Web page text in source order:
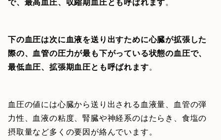
下の血圧は次に血液を送り出すために心臓が拡張した
際の、血管の圧力が最も下がっている状態の血圧で、
最低血圧、拡張期血圧とも呼ばれます。
血圧の値には心臓から送り出される血液量、血管の弾
力性、血液の粘度、腎臓や神経系のはたらき、食塩の
摂取量など多くの要因が絡んでいます。